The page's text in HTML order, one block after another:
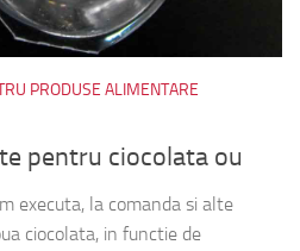
PRODUSE ALIMENTARE
pentru ciocolata ou
executa, la comanda si alte
ciocolata, in functie de